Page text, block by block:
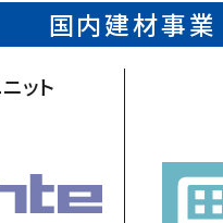
国内建材事業
ット